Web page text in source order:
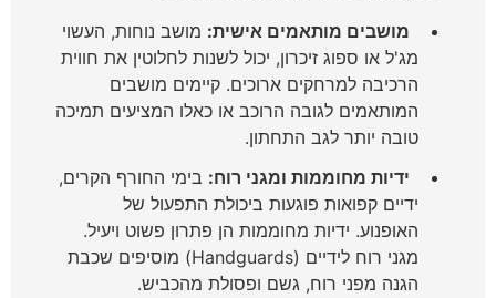
מושבים מותאמים אישית: מושב נוחות, העשוי
מג'ל או ספוג זיכרון, יכול לשנות לחלוטין את חווית
הרכיבה למרחקים ארוכים. קיימים מושבים
המותאמים לגובה הרוכב או כאלו המציעים תמיכה
טובה יותר לגב התחתון.
ידיות מחוממות ומגני רוח: בימי החורף הקרים,
ידיים קפואות פוגעות ביכולת התפעול של
האופנוע. ידיות מחוממות הן פתרון פשוט ויעיל.
מגני רוח לידיים (Handguards) מוסיפים שכבת
הגנה מפני רוח, גשם ופסולת מהכביש.